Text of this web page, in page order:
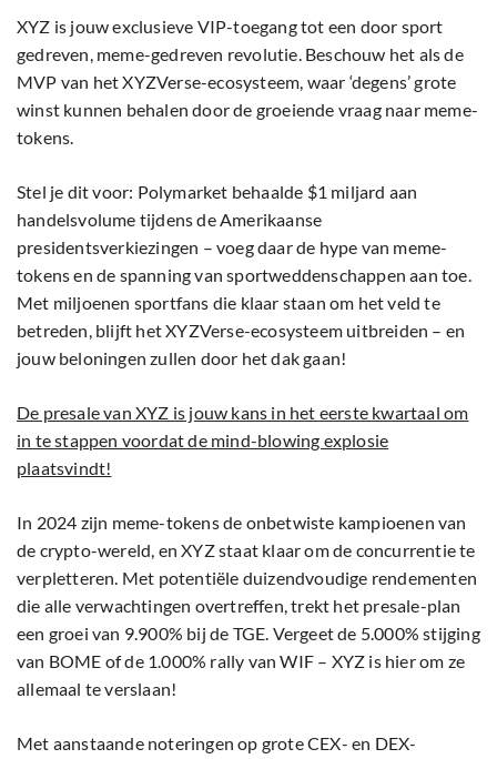
XYZ is jouw exclusieve VIP-toegang tot een door sport
gedreven, meme-gedreven revolutie. Beschouw het als de
MVP van het XYZVerse-ecosysteem, waar ‘degens’ grote
winst kunnen behalen door de groeiende vraag naar meme-
tokens.
Stel je dit voor: Polymarket behaalde $1 miljard aan
handelsvolume tijdens de Amerikaanse
presidentsverkiezingen – voeg daar de hype van meme-
tokens en de spanning van sportweddenschappen aan toe.
Met miljoenen sportfans die klaar staan om het veld te
betreden, blijft het XYZVerse-ecosysteem uitbreiden – en
jouw beloningen zullen door het dak gaan!
De presale van XYZ is jouw kans in het eerste kwartaal om
in te stappen voordat de mind-blowing explosie
plaatsvindt!
In 2024 zijn meme-tokens de onbetwiste kampioenen van
de crypto-wereld, en XYZ staat klaar om de concurrentie te
verpletteren. Met potentiële duizendvoudige rendementen
die alle verwachtingen overtreffen, trekt het presale-plan
een groei van 9.900% bij de TGE. Vergeet de 5.000% stijging
van BOME of de 1.000% rally van WIF – XYZ is hier om ze
allemaal te verslaan!
Met aanstaande noteringen op grote CEX- en DEX-